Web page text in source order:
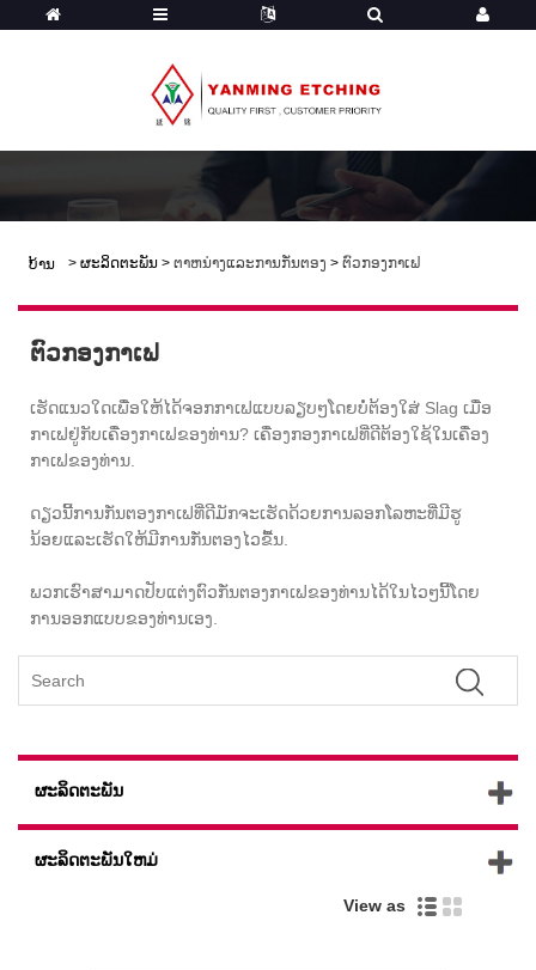
ບ້ານ > ຜະລິດຕະພັນ > ຕາຫນ່າງແລະການກັ່ນຕອງ > ຕົວກອງກາເຟ
ຕົວກອງກາເຟ
ເຮັດແນວໃດເພື່ອໃຫ້ໄດ້ຈອກກາເຟແບບລຽບໆໂດຍບໍ່ຕ້ອງໃສ່ Slag ເມື່ອ
ກາເຟຢູ່ກັບເຄື່ອງກາເຟຂອງທ່ານ? ເຄື່ອງກອງກາເຟທີ່ດີຕ້ອງໃຊ້ໃນເຄື່ອງ
ກາເຟຂອງທ່ານ.
ດຽວນີ້ການກັ່ນຕອງກາເຟທີ່ດີມັກຈະເຮັດດ້ວຍການລອກໂລຫະທີ່ມີຮູ
ນ້ອຍແລະເຮັດໃຫ້ມີການກັ່ນຕອງໄວຂື້ນ.
ພວກເຮົາສາມາດປັບແຕ່ງຕົວກັ່ນຕອງກາເຟຂອງທ່ານໄດ້ໃນໄວໆນີ້ໂດຍ
ການອອກແບບຂອງທ່ານເອງ.
ຜະລິດຕະພັນ
ຜະລິດຕະພັນໃຫມ່
View as